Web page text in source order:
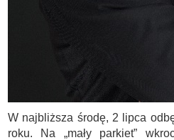
W najbliższa środę, 2 lipca
roku. Na „mały parkiet”